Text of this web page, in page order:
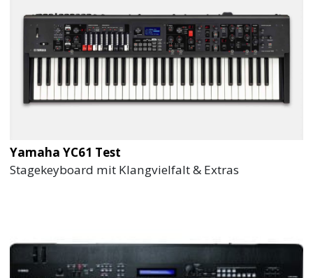
Yamaha YC61 Test
Stagekeyboard mit Klangvielfalt & Extras